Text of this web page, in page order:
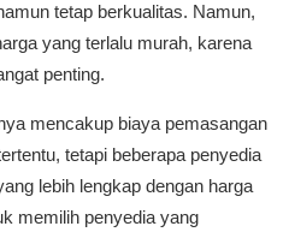
tetap berkualitas. Namun,
yang terlalu murah, karena
penting.
mencakup biaya pemasangan
tetapi beberapa penyedia
lebih lengkap dengan harga
memilih penyedia yang